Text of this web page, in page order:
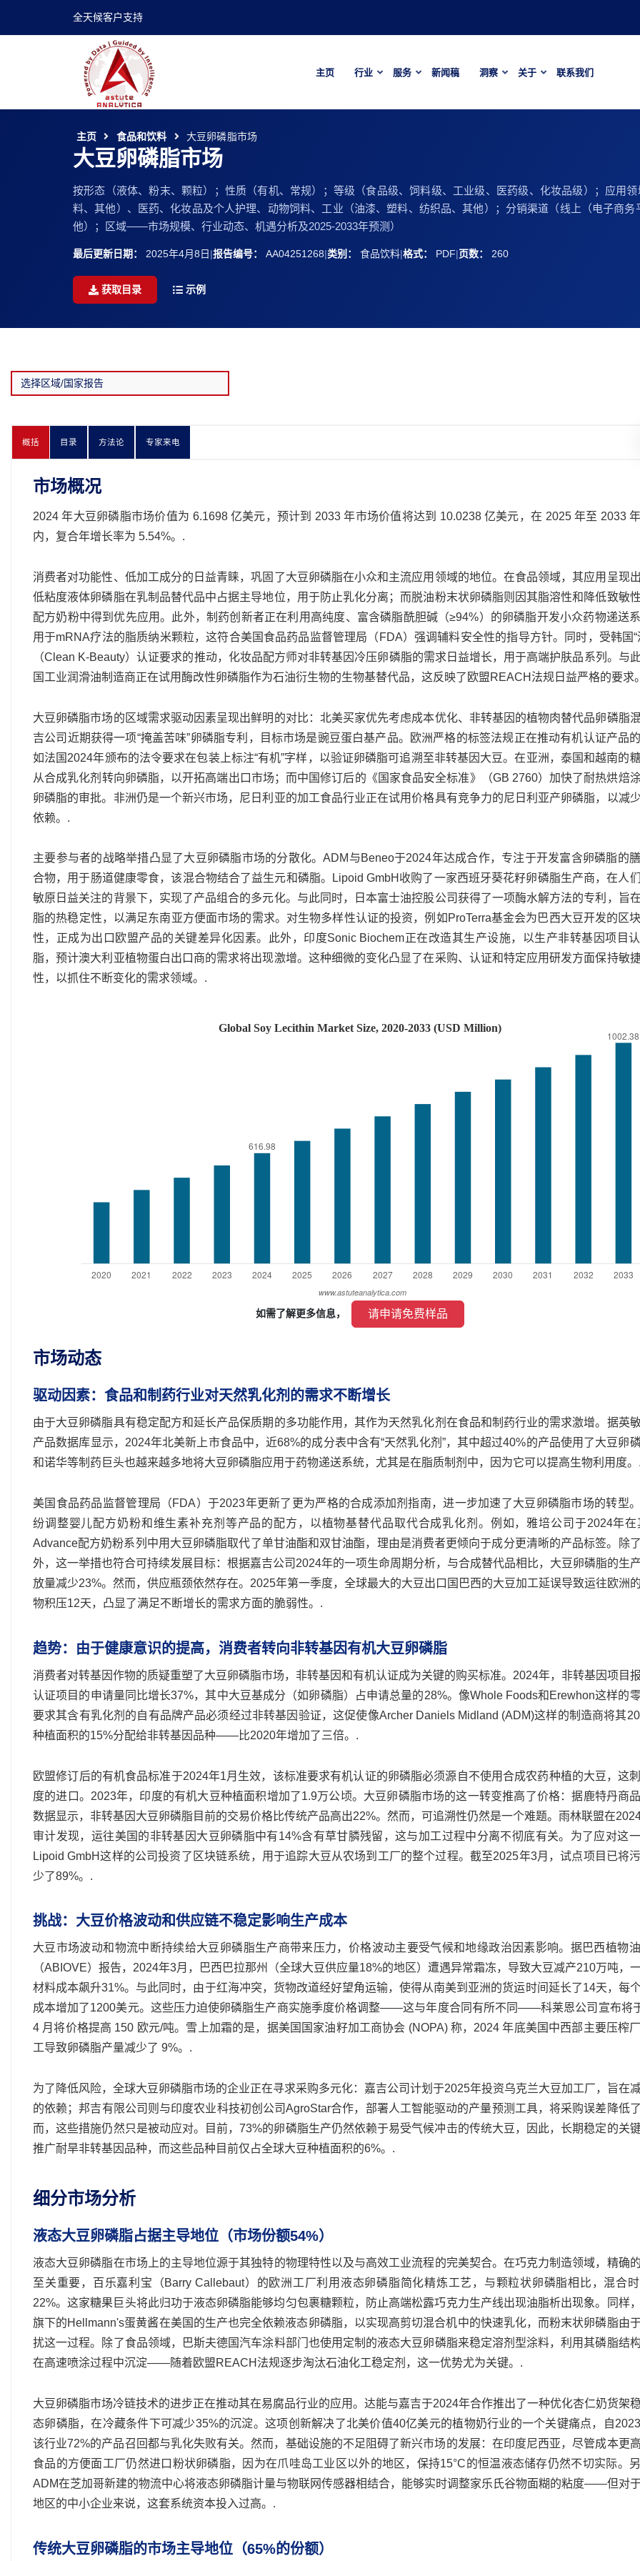
全天候客户支持
主页 行业 服务 新闻稿 洞察 关于 联系我们
主页 食品和饮料 大豆卵磷脂市场
大豆卵磷脂市场
按形态（液体、粉末、颗粒）；性质（有机、常规）；等级（食品级、饲料级、工业级、医药级、化妆品级）；应用
料、其他）、医药、化妆品及个人护理、动物饲料、工业（油漆、塑料、纺织品、其他）；分销渠道（线上（电子商
他）；区域——市场规模、行业动态、机遇分析及2025-2033年预测）
最后更新日期： 2025年4月8日 |报告编号： AA04251268|类别： 食品饮料|格式： PDF|页数： 260
获取目录 示例
概括 目录 方法论 专家来电
市场概况
2024 年大豆卵磷脂市场价值为 6.1698 亿美元，预计到 2033 年市场价值将达到 10.0238 亿美元，在 2025 年至 2033
内，复合年增长率为 5.54%。.
消费者对功能性、低加工成分的日益青睐，巩固了大豆卵磷脂在小众和主流应用领域的地位。在食品领域，其应用呈现
低粘度液体卵磷脂在乳制品替代品中占据主导地位，用于防止乳化分离；而脱油粉末状卵磷脂则因其脂溶性和降低致敏
配方奶粉中得到优先应用。此外，制药创新者正在利用高纯度、富含磷脂酰胆碱（≥94%）的卵磷脂开发小众药物递送
用于mRNA疗法的脂质纳米颗粒，这符合美国食品药品监督管理局（FDA）强调辅料安全性的指导方针。同时，受韩国“
（Clean K-Beauty）认证要求的推动，化妆品配方师对非转基因冷压卵磷脂的需求日益增长，用于高端护肤品系列。与
国工业润滑油制造商正在试用酶改性卵磷脂作为石油衍生物的生物基替代品，这反映了欧盟REACH法规日益严格的要求
大豆卵磷脂市场的区域需求驱动因素呈现出鲜明的对比：北美买家优先考虑成本优化、非转基因的植物肉替代品卵磷脂
吉公司近期获得一项“掩盖苦味”卵磷脂专利，目标市场是豌豆蛋白基产品。欧洲严格的标签法规正在推动有机认证产品
如法国2024年颁布的法令要求在包装上标注“有机”字样，以验证卵磷脂可追溯至非转基因大豆。在亚洲，泰国和越南的
从合成乳化剂转向卵磷脂，以开拓高端出口市场；而中国修订后的《国家食品安全标准》（GB 2760）加快了耐热烘焙
卵磷脂的审批。非洲仍是一个新兴市场，尼日利亚的加工食品行业正在试用价格具有竞争力的尼日利亚产卵磷脂，以减
依赖。.
主要参与者的战略举措凸显了大豆卵磷脂市场的分散化。ADM与Beneo于2024年达成合作，专注于开发富含卵磷脂的
合物，用于肠道健康零食，该混合物结合了益生元和磷脂。Lipoid GmbH收购了一家西班牙葵花籽卵磷脂生产商，在人
敏原日益关注的背景下，实现了产品组合的多元化。与此同时，日本富士油控股公司获得了一项酶水解方法的专利，旨
脂的热稳定性，以满足东南亚方便面市场的需求。对生物多样性认证的投资，例如ProTerra基金会为巴西大豆开发的区
性，正成为出口欧盟产品的关键差异化因素。此外，印度Sonic Biochem正在改造其生产设施，以生产非转基因项目
脂，预计澳大利亚植物蛋白出口商的需求将出现激增。这种细微的变化凸显了在采购、认证和特定应用研发方面保持敏
性，以抓住不断变化的需求领域。.
如需了解更多信息， 请申请免费样品
市场动态
驱动因素：食品和制药行业对天然乳化剂的需求不断增长
由于大豆卵磷脂具有稳定配方和延长产品保质期的多功能作用，其作为天然乳化剂在食品和制药行业的需求激增。据英
产品数据库显示，2024年北美新上市食品中，近68%的成分表中含有“天然乳化剂”，其中超过40%的产品使用了大豆卵
和诺华等制药巨头也越来越多地将大豆卵磷脂应用于药物递送系统，尤其是在脂质制剂中，因为它可以提高生物利用度
美国食品药品监督管理局（FDA）于2023年更新了更为严格的合成添加剂指南，进一步加速了大豆卵磷脂市场的转型
纷调整婴儿配方奶粉和维生素补充剂等产品的配方，以植物基替代品取代合成乳化剂。例如，雅培公司于2024年在
Advance配方奶粉系列中用大豆卵磷脂取代了单甘油酯和双甘油酯，理由是消费者更倾向于成分更清晰的产品标签。除
外，这一举措也符合可持续发展目标：根据嘉吉公司2024年的一项生命周期分析，与合成替代品相比，大豆卵磷脂的生
放量减少23%。然而，供应瓶颈依然存在。2025年第一季度，全球最大的大豆出口国巴西的大豆加工延误导致运往欧洲
物积压12天，凸显了满足不断增长的需求方面的脆弱性。.
趋势：由于健康意识的提高，消费者转向非转基因有机大豆卵磷脂
消费者对转基因作物的质疑重塑了大豆卵磷脂市场，非转基因和有机认证成为关键的购买标准。2024年，非转基因项目
认证项目的申请量同比增长37%，其中大豆基成分（如卵磷脂）占申请总量的28%。像Whole Foods和Erewhon这样的
要求其含有乳化剂的自有品牌产品必须经过非转基因验证，这促使像Archer Daniels Midland (ADM)这样的制造商将其
种植面积的15%分配给非转基因品种——比2020年增加了三倍。.
欧盟修订后的有机食品标准于2024年1月生效，该标准要求有机认证的卵磷脂必须源自不使用合成农药种植的大豆，这
度的进口。2023年，印度的有机大豆种植面积增加了1.9万公顷。大豆卵磷脂市场的这一转变推高了价格：据鹿特丹商
数据显示，非转基因大豆卵磷脂目前的交易价格比传统产品高出22%。然而，可追溯性仍然是一个难题。雨林联盟在
审计发现，运往美国的非转基因大豆卵磷脂中有14%含有草甘膦残留，这与加工过程中分离不彻底有关。为了应对这
Lipoid GmbH这样的公司投资了区块链系统，用于追踪大豆从农场到工厂的整个过程。截至2025年3月，试点项目已将
少了89%。.
挑战：大豆价格波动和供应链不稳定影响生产成本
大豆市场波动和物流中断持续给大豆卵磷脂生产商带来压力，价格波动主要受气候和地缘政治因素影响。据巴西植物
（ABIOVE）报告，2024年3月，巴西巴拉那州（全球大豆供应量18%的地区）遭遇异常霜冻，导致大豆减产210万吨，
材料成本飙升31%。与此同时，由于红海冲突，货物改道经好望角运输，使得从南美到亚洲的货运时间延长了14天，每
成本增加了1200美元。这些压力迫使卵磷脂生产商实施季度价格调整——这与年度合同有所不同——科莱恩公司宣布将
4 月将价格提高 150 欧元/吨。雪上加霜的是，据美国国家油籽加工商协会 (NOPA) 称，2024 年底美国中西部主要压榨
工导致卵磷脂产量减少了 9%。.
为了降低风险，全球大豆卵磷脂市场的企业正在寻求采购多元化：嘉吉公司计划于2025年投资乌克兰大豆加工厂，旨在
的依赖；邦吉有限公司则与印度农业科技初创公司AgroStar合作，部署人工智能驱动的产量预测工具，将采购误差降低
而，这些措施仍然只是被动应对。目前，73%的卵磷脂生产仍然依赖于易受气候冲击的传统大豆，因此，长期稳定的关
推广耐旱非转基因品种，而这些品种目前仅占全球大豆种植面积的6%。.
细分市场分析
液态大豆卵磷脂占据主导地位（市场份额54%）
液态大豆卵磷脂在市场上的主导地位源于其独特的物理特性以及与高效工业流程的完美契合。在巧克力制造领域，精确
至关重要，百乐嘉利宝（Barry Callebaut）的欧洲工厂利用液态卵磷脂简化精炼工艺，与颗粒状卵磷脂相比，混合
22%。这家糖果巨头将此归功于液态卵磷脂能够均匀包裹糖颗粒，防止高端松露巧克力生产线出现油脂析出现象。同样
旗下的Hellmann's蛋黄酱在美国的生产也完全依赖液态卵磷脂，以实现高剪切混合机中的快速乳化，而粉末状卵磷脂由
扰这一过程。除了食品领域，巴斯夫德国汽车涂料部门也使用定制的液态大豆卵磷脂来稳定溶剂型涂料，利用其磷脂结
在高速喷涂过程中沉淀——随着欧盟REACH法规逐步淘汰石油化工稳定剂，这一优势尤为关键。.
大豆卵磷脂市场冷链技术的进步正在推动其在易腐品行业的应用。达能与嘉吉于2024年合作推出了一种优化杏仁奶货架
态卵磷脂，在冷藏条件下可减少35%的沉淀。这项创新解决了北美价值40亿美元的植物奶行业的一个关键痛点，自
该行业72%的产品召回都与乳化失败有关。然而，基础设施的不足阻碍了新兴市场的发展：在印度尼西亚，尽管成本更
食品的方便面工厂仍然进口粉状卵磷脂，因为在爪哇岛工业区以外的地区，保持15°C的恒温液态储存仍然不切实际。
ADM在芝加哥新建的物流中心将液态卵磷脂计量与物联网传感器相结合，能够实时调整家乐氏谷物面糊的粘度——但对
地区的中小企业来说，这套系统资本投入过高。.
传统大豆卵磷脂的市场主导地位（65%的份额）